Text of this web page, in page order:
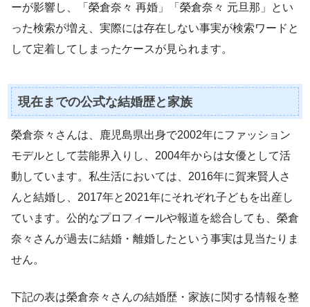
ーが影響し、「榮倉奈々 再婚」「榮倉奈々 元旦那」とい
った検索が増え、実際には存在しない事実が検索ワードと
して定着してしまったケースが見られます。
現在までの公式な結婚歴と家族
榮倉奈々さんは、鹿児島県出身で2002年にファッション
モデルとして芸能界入りし、2004年からは女優として活
動しています。私生活においては、2016年に賀来賢人さ
んと結婚し、2017年と2021年にそれぞれ子どもを出産し
ています。公的なプロフィールや報道を総合しても、榮倉
奈々さんが過去に結婚・離婚したという事実は見当たりま
せん。
下記の表は榮倉奈々さんの結婚歴・家族に関する情報を整